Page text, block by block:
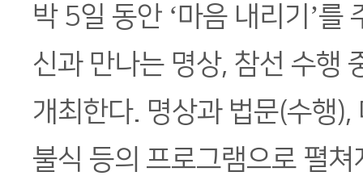
박 5일 동안 ‘마음 내리기’를
신과 만나는 명상, 참선 수행
개최한다. 명상과 법문(수행),
불식 등의 프로그램으로 펼